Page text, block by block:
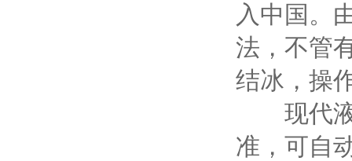
入中国。
法，不管
结冰，操
现代液
准，可自